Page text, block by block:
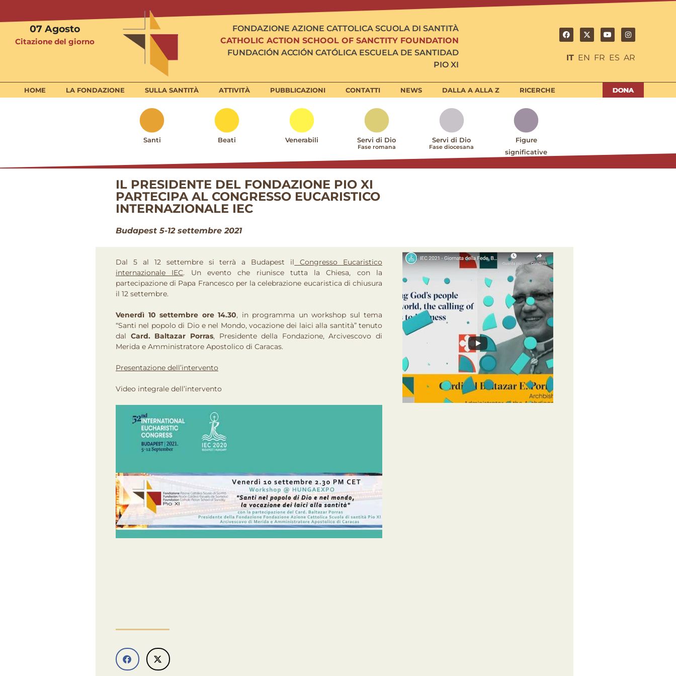
07 Agosto
Citazione del giorno
FONDAZIONE AZIONE CATTOLICA SCUOLA DI SANTITÀ
CATHOLIC ACTION SCHOOL OF SANCTITY FOUNDATION
FUNDACIÓN ACCIÓN CATÓLICA ESCUELA DE SANTIDAD
PIO XI
IT EN FR ES AR
HOME LA FONDAZIONE SULLA SANTITÀ ATTIVITÀ PUBBLICAZIONI CONTATTI NEWS DALLA A ALLA Z RICERCHE
Santi Beati Venerabili Servi di Dio
Fase romana
Servi di Dio
Fase diocesana
Figure
significative
IL PRESIDENTE DEL FONDAZIONE PIO XI
PARTECIPA AL CONGRESSO EUCARISTICO
INTERNAZIONALE IEC
Budapest 5-12 settembre 2021
Dal 5 al 12 settembre si terrà a Budapest il Congresso Eucaristico
internazionale IEC. Un evento che riunisce tutta la Chiesa, con la
partecipazione di Papa Francesco per la celebrazione eucaristica di chiusura
il 12 settembre.
Venerdì 10 settembre ore 14.30, in programma un workshop sul tema
“Santi nel popolo di Dio e nel Mondo, vocazione dei laici alla santità” tenuto
dal Card. Baltazar Porras, Presidente della Fondazione, Arcivescovo di
Merida e Amministratore Apostolico di Caracas.
Presentazione dell’intervento
Video integrale dell’intervento